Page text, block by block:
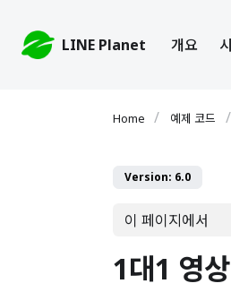
LINE Planet 개요
예제 코드
Version: 6.0
이 페이지에서
1대1 영